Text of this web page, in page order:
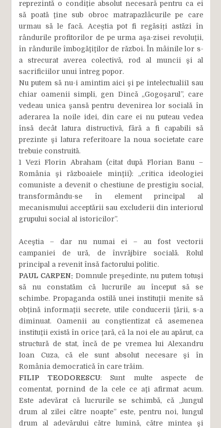
reprezintă o condiţie absolut necesară pentru ca ei
să poată ţine sub obroc matrapazlâcurile pe care
urmau să le facă. Aceștia pot fi regăsiți astăzi în
rândurile profitorilor de pe urma aşa-zisei revoluţii,
în rândurile îmbogăţiţilor de război. În mâinile lor s-
a strecurat averea colectivă, rod al muncii şi al
sacrificiilor unui întreg popor.
Nu putem să nu-i amintim aici şi pe intelectualii1 sau
chiar oamenii simpli, gen Dincă „Gogoşarul”, care
vedeau unica şansă pentru devenirea lor socială în
aderarea la noile idei, din care ei nu puteau vedea
însă decât latura distructivă, fără a fi capabili să
prezinte şi latura referitoare la noua societate care
trebuie construită.
1 Vezi Florin Abraham (citat după Florian Banu –
România şi războaiele minţii): „critica ideologiei
comuniste a devenit o chestiune de prestigiu social,
transformându-se în element principal al
mecanismului acceptării sau excluderii din interiorul
grupului social al istoricilor”.
Aceştia – dar nu numai ei – au fost vectorii
campaniei de ură, de învrăjbire socială. Rolul
principal a revenit însă factorului politic.
PAUL CARPEN: Domnule preşedinte, nu putem totuși
să nu constatăm că lucrurile au început să se
schimbe. Propaganda ostilă unei instituţii menite să
obţină informaţii secrete, utile conducerii ţării, s-a
diminuat. Oamenii au conştientizat că asemenea
instituţii există în orice ţară, că la noi ele au apărut, ca
structură de stat, încă de pe vremea lui Alexandru
Ioan Cuza, că ele sunt absolut necesare şi în
România democratică în care trăim.
FILIP TEODORESCU: Sunt multe aspecte de
comentat, pornind de la cele ce aţi afirmat acum.
Este adevărat că lucrurile se schimbă, că „lungul
drum al zilei către noapte” este, pentru noi, lungul
drum al adevărului către lumină, către mintea şi